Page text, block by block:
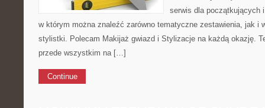
serwis dla początkujących
w którym można znaleźć zarówno tematyczne zestawienia, jak i
stylistki. Polecam Makijaż gwiazd i Stylizacje na każdą okazję.
przede wszystkim na […]
Continue